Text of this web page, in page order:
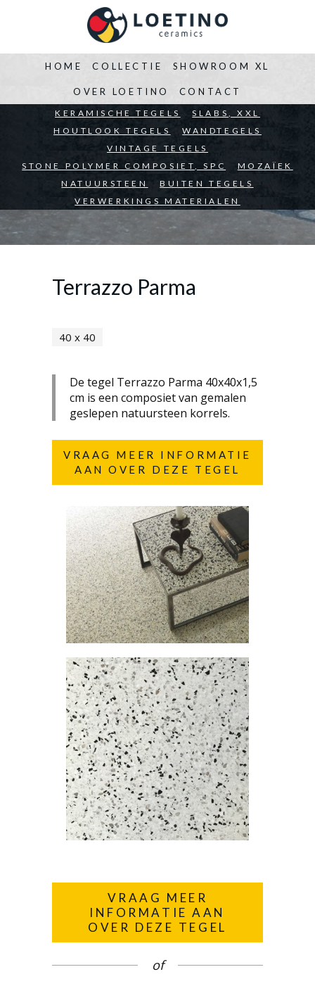
HOME
BEDRIJVEN ARCHITECTEN PARTICULIEREN
COLLECTIE
KERAMISCHE TEGELS
SLABS, XXL
HOUTLOOK TEGELS
WANDTEGELS
VINTAGE TEGELS
STONE POLYMER COMPOSIET, SPC
MOZAÏEK
NATUURSTEEN
BUITEN TEGELS
VERWERKINGS MATERIALEN
SHOWROOM XL
OVER LOETINO CONTACT
Terrazzo Parma
40 x 40
De tegel Terrazzo Parma 40x40x1,5
cm is een composiet van gemalen
geslepen natuursteen korrels.
VRAAG MEER INFORMATIE
AAN OVER DEZE TEGEL
VRAAG MEER
INFORMATIE AAN
OVER DEZE TEGEL
of